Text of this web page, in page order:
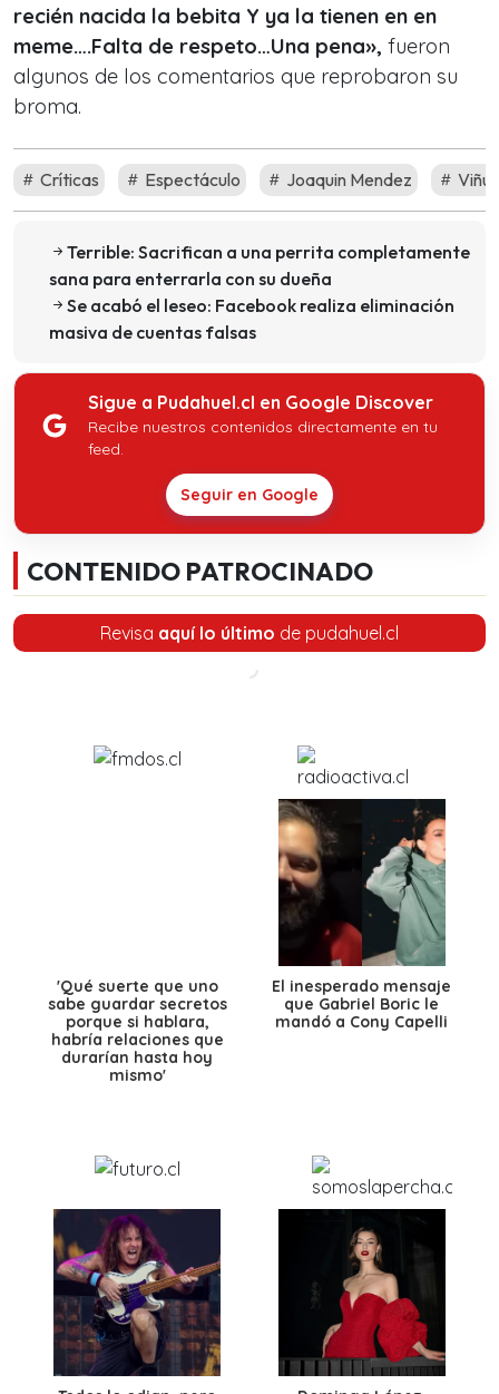
recién nacida la bebita Y ya la tienen en en
meme….Falta de respeto…Una pena», fueron
algunos de los comentarios que reprobaron su
broma.
Críticas Espectáculo Joaquin Mendez
Terrible: Sacrifican a una perrita completamente
sana para enterrarla con su dueña
Se acabó el leseo: Facebook realiza eliminación
masiva de cuentas falsas
Sigue a Pudahuel.cl en Google Discover
Recibe nuestros contenidos directamente en tu
feed.
Seguir en Google
CONTENIDO PATROCINADO
Revisa aquí lo último de pudahuel.cl
'Qué suerte que uno
sabe guardar secretos
porque si hablara,
habría relaciones que
durarían hasta hoy
mismo'
El inesperado mensaje
que Gabriel Boric le
mandó a Cony Capelli